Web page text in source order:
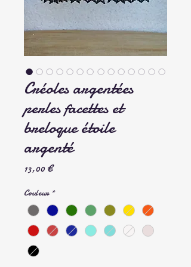
Créoles argentées
perles facettes et
breloque étoile
argenté
13,00 €Prix
Couleur *